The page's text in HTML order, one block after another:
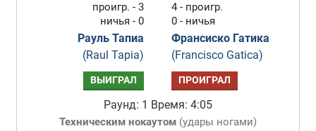
проигр. - 3
ничья - 0
Рауль Тапиа
(Raul Tapia)
4 - проигр.
0 - ничья
Франсиско Гатика
(Francisco Gatica)
ВЫИГРАЛ ПРОИГРАЛ
Раунд: 1 Время: 4:05
Техническим нокаутом(удары ногами)